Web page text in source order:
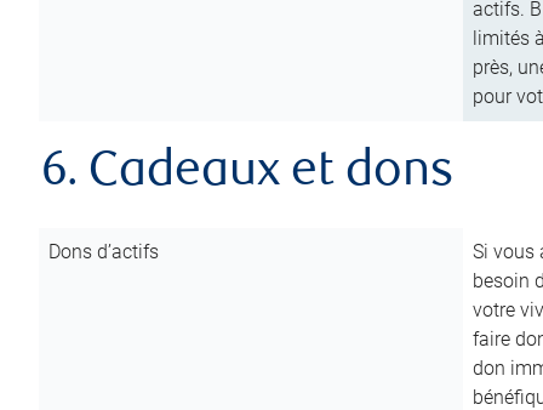
actifs.
limités
près,
pour
6. Cadeaux et dons
Dons d’actifs
Si vous
besoin
votre
faire
don